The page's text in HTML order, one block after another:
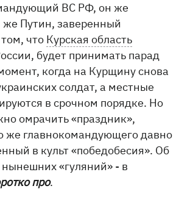
ВС РФ, он же
же Путин, заверенный
что Курская область
будет принимать парад
когда на Курщину снова
солдат, а местные
в срочном порядке. Но
омрачить «праздник»,
же главнокомандующего давно
в культ «победобесия». Об
нынешних «гуляний» - в
про.